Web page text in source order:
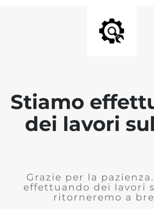
Stiamo
dei lavori
Grazie per la
effettuando dei lavori
ritorneremo a